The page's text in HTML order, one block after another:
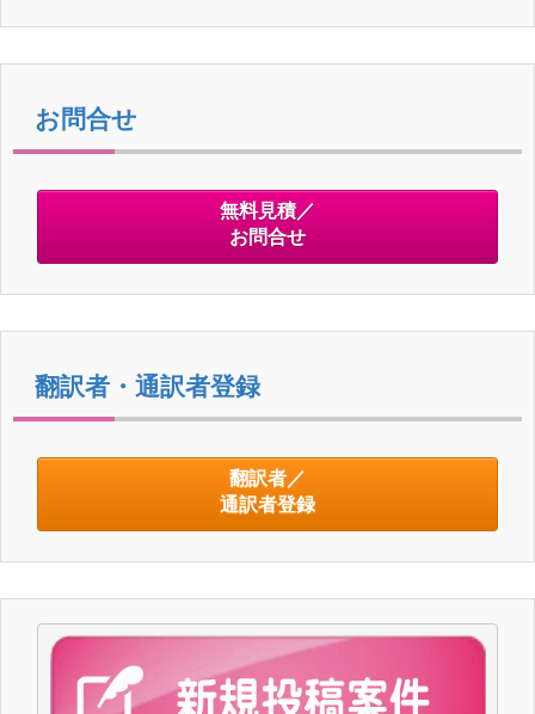
お問合せ
無料見積／
お問合せ
翻訳者・通訳者登録
翻訳者／
通訳者登録